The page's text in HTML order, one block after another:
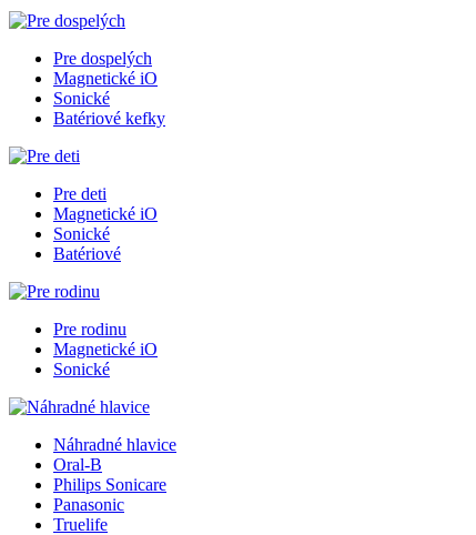
Pre dospelých
Magnetické iO
Sonické
Batériové kefky
Pre deti
Magnetické iO
Sonické
Batériové
Pre rodinu
Magnetické iO
Sonické
Náhradné hlavice
Oral-B
Philips Sonicare
Panasonic
Truelife